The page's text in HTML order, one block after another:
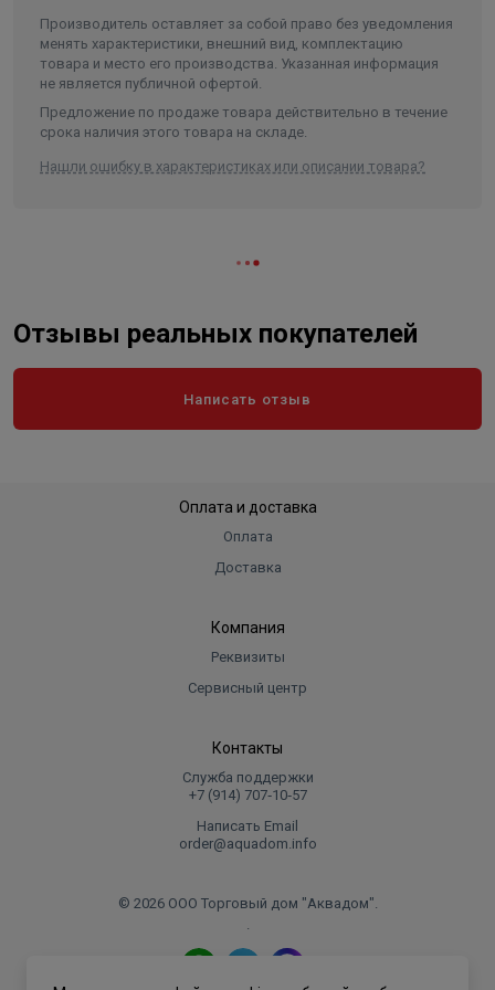
Температура жидкости от -10°С до +120°С
Температура окружающей среды от 0°С до +50°С
Присоединение 65,50
Материал вала нержавеющая сталь
Материал рабочего колеса нержавеющая сталь
65.000
Высота в упаковке, см. 37.000
Вес в упаковке, кг
Производитель оставляет за собой право без уведомления
менять характеристики, внешний вид, комплектацию
товара и место его производства. Указанная информация
не является публичной офертой.
Предложение по продаже товара действительно в течение
срока наличия этого товара на складе.
Нашли ошибку в характеристиках или описании товара?
Отзывы реальных покупателей
Написать отзыв
Оплата и доставка
Оплата
Доставка
Компания
Реквизиты
Сервисный центр
Контакты
Служба поддержки
+7 (914) 707‑10‑57
Написать Email
order@aquadom.info
© 2026 ООО Торговый дом "Аквадом".
.